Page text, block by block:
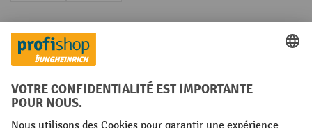
Réseaux sociaux
Facebook
YouTube
LinkedInInstagram